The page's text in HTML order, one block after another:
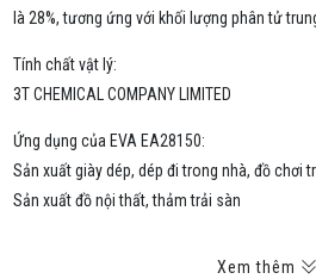
là 28%, tương ứng với khối lượng phân tử
Tính chất vật lý:
3T CHEMICAL COMPANY LIMITED
Ứng dụng của EVA EA28150:
Sản xuất giày dép, dép đi trong nhà, đồ chơi
Sản xuất đồ nội thất, thảm trải sàn
Xem thêm